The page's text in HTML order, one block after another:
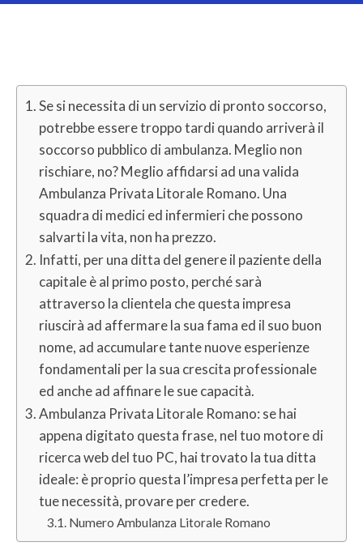
Se si necessita di un servizio di pronto soccorso,
potrebbe essere troppo tardi quando arriverà il
soccorso pubblico di ambulanza. Meglio non
rischiare, no? Meglio affidarsi ad una valida
Ambulanza Privata Litorale Romano. Una
squadra di medici ed infermieri che possono
salvarti la vita, non ha prezzo.
Infatti, per una ditta del genere il paziente della
capitale è al primo posto, perché sarà
attraverso la clientela che questa impresa
riuscirà ad affermare la sua fama ed il suo buon
nome, ad accumulare tante nuove esperienze
fondamentali per la sua crescita professionale
ed anche ad affinare le sue capacità.
Ambulanza Privata Litorale Romano: se hai
appena digitato questa frase, nel tuo motore di
ricerca web del tuo PC, hai trovato la tua ditta
ideale: è proprio questa l’impresa perfetta per le
tue necessità, provare per credere.
Numero Ambulanza Litorale Romano